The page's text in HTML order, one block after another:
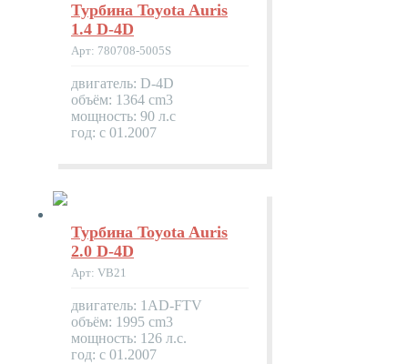
Турбина Toyota Auris
1.4 D-4D
Арт: 780708-5005S
двигатель: D-4D
объём: 1364 cm3
мощность: 90 л.с
год: с 01.2007
Турбина Toyota Auris
2.0 D-4D
Арт: VB21
двигатель: 1AD-FTV
объём: 1995 cm3
мощность: 126 л.с.
год: с 01.2007